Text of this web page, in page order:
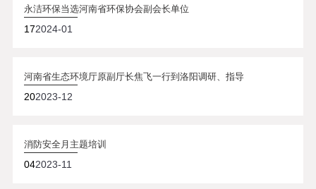
永洁环保当选河南省环保协会副会长单位
172024-01
河南省生态环境厅原副厅长焦飞一行到洛阳调研、指导
202023-12
消防安全月主题培训
042023-11